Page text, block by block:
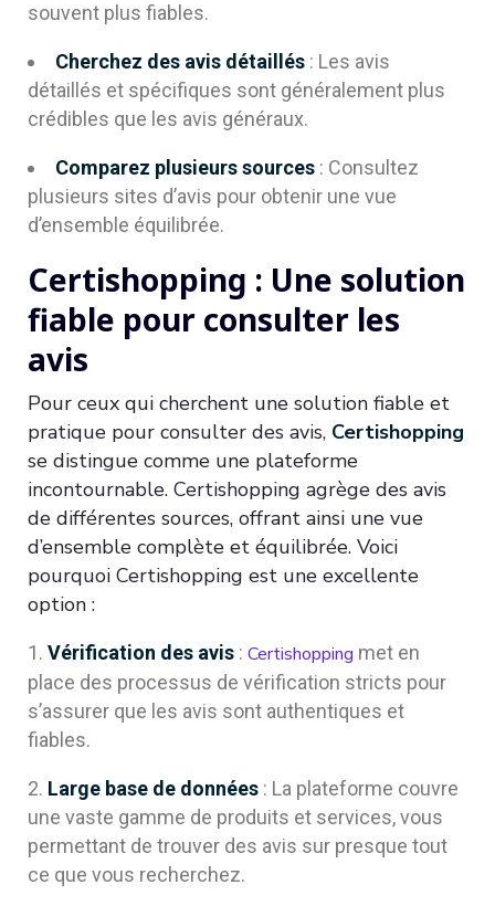
souvent plus fiables.
Cherchez des avis détaillés : Les avis
détaillés et spécifiques sont généralement plus
crédibles que les avis généraux.
Comparez plusieurs sources : Consultez
plusieurs sites d’avis pour obtenir une vue
d’ensemble équilibrée.
Certishopping : Une solution
fiable pour consulter les
avis
Pour ceux qui cherchent une solution fiable et
pratique pour consulter des avis, Certishopping
se distingue comme une plateforme
incontournable. Certishopping agrège des avis
de différentes sources, offrant ainsi une vue
d’ensemble complète et équilibrée. Voici
pourquoi Certishopping est une excellente
option :
Vérification des avis : Certishopping met en
place des processus de vérification stricts pour
s’assurer que les avis sont authentiques et
fiables.
Large base de données : La plateforme couvre
une vaste gamme de produits et services, vous
permettant de trouver des avis sur presque tout
ce que vous recherchez.